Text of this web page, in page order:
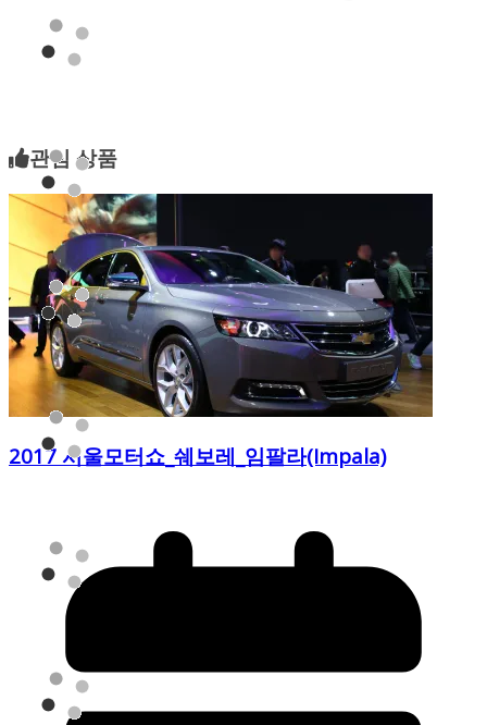
관심 상품
2017 서울모터쇼_쉐보레_임팔라(Impala)